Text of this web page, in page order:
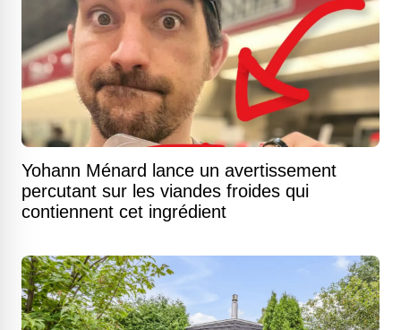
Yohann Ménard lance un avertissement
percutant sur les viandes froides qui
contiennent cet ingrédient